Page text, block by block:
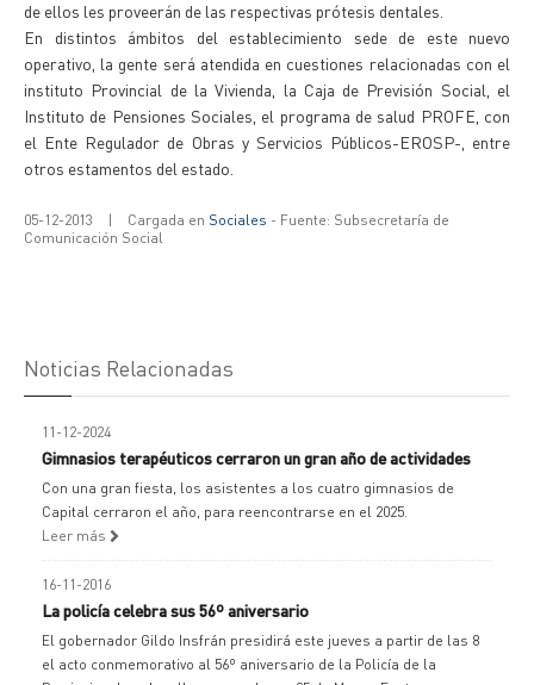
de ellos les proveerán de las respectivas prótesis dentales.
En distintos ámbitos del establecimiento sede de este nuevo
operativo, la gente será atendida en cuestiones relacionadas con el
instituto Provincial de la Vivienda, la Caja de Previsión Social, el
Instituto de Pensiones Sociales, el programa de salud PROFE, con
el Ente Regulador de Obras y Servicios Públicos-EROSP-, entre
otros estamentos del estado.
05-12-2013 | Cargada en Sociales - Fuente: Subsecretaría de
Comunicación Social
Noticias Relacionadas
11-12-2024
Gimnasios terapéuticos cerraron un gran año de actividades
Con una gran fiesta, los asistentes a los cuatro gimnasios de
Capital cerraron el año, para reencontrarse en el 2025.
Leer más
16-11-2016
La policía celebra sus 56º aniversario
El gobernador Gildo Insfrán presidirá este jueves a partir de las 8
el acto conmemorativo al 56º aniversario de la Policía de la